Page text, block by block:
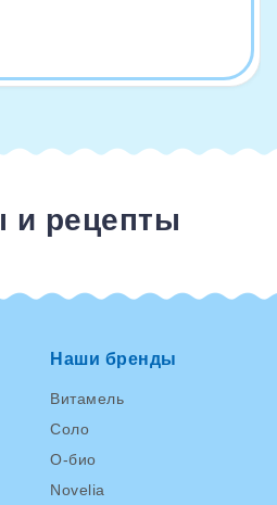
и рецепты
Наши бренды
Витамель
Соло
О-био
Novelia